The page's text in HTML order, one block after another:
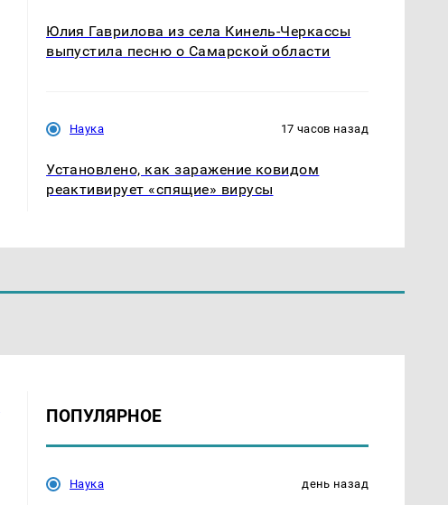
Юлия Гаврилова из села Кинель-Черкассы
выпустила песню о Самарской области
Наука 17 часов назад
Установлено, как заражение ковидом
реактивирует «спящие» вирусы
ПОПУЛЯРНОЕ
Наука день назад